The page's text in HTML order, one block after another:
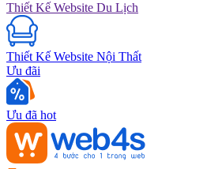
Thiết Kế Website Du Lịch
Thiết Kế Website Nội Thất
Ưu đãi
Ưu đã hot